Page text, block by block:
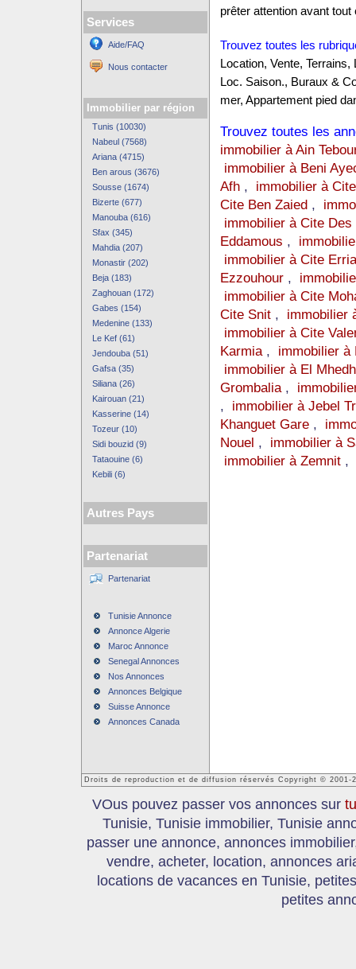
Services
Aide/FAQ
Nous contacter
Immobilier par région
Tunis (10030)
Nabeul (7568)
Ariana (4715)
Ben arous (3676)
Sousse (1674)
Bizerte (677)
Manouba (616)
Sfax (345)
Mahdia (207)
Monastir (202)
Beja (183)
Zaghouan (172)
Gabes (154)
Medenine (133)
Le Kef (61)
Jendouba (51)
Gafsa (35)
Siliana (26)
Kairouan (21)
Kasserine (14)
Tozeur (10)
Sidi bouzid (9)
Tataouine (6)
Kebili (6)
Autres Pays
Partenariat
Partenariat
Tunisie Annonce
Annonce Algerie
Maroc Annonce
Senegal Annonces
Nos Annonces
Annonces Belgique
Suisse Annonce
Annonces Canada
prêter attention avant tout
Trouvez toutes les
Location, Vente,
Loc. Saison., Buraux &
mer, Appartement pied
Trouvez toutes les
immobilier à Ain
immobilier à Beni
Afh, immobilier à
Cite Ben Zaied,
immobilier à Cite Des
Eddamous ,
immobilier à Cite
Ezzouhour,
immobilier à Cite
Cite Snit, immobilier
immobilier à Cite
Karmia, immobilier à
immobilier à El
Grombalia,
, immobilier à Jebel
Khanguet Gare,
Nouel , immobilier à
immobilier à Zemnit,
Droits de reproduction et de diffusion réservés Copyright © 2001-
VOus pouvez passer vos annonces sur
Tunisie, Tunisie immobilier, Tunisie
passer une annonce, annonces
vendre, acheter, location, annonces
locations de vacances en Tunisie,
petites